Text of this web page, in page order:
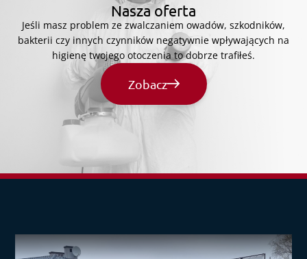
Nasza oferta
Jeśli masz problem ze zwalczaniem owadów, szkodników,
bakterii czy innych czynników negatywnie wpływających na
higienę twojego otoczenia to dobrze trafiłeś.
Zobacz